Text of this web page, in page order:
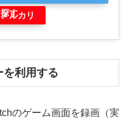
探す
メルカリ
を利用する
のゲーム画面を録画（実